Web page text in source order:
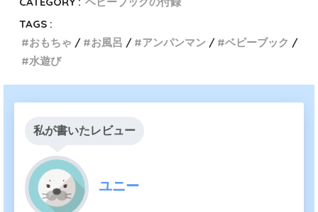
TAGS :
おもちゃ
お風呂 アンパンマン
ベビーブック
水遊び
私が書いたレビュー
ユニー